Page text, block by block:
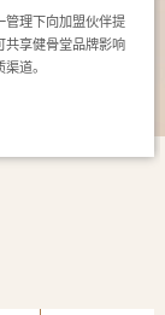
管理下向加盟伙伴提
共享健骨堂品牌影响
道。